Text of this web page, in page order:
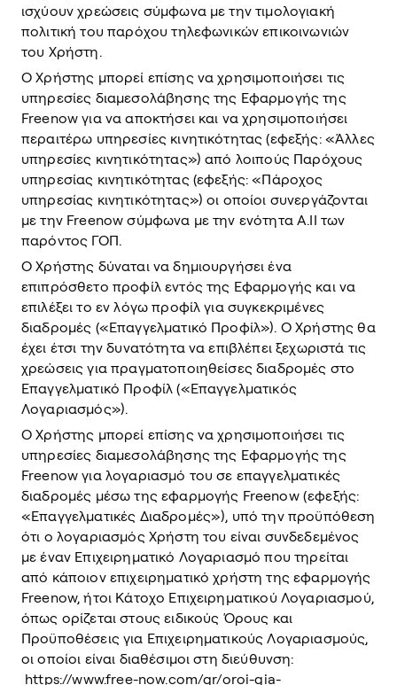
ισχύουν χρεώσεις σύμφωνα με την τιμολογιακή
πολιτική του παρόχου τηλεφωνικών επικοινωνιών
του Χρήστη.
Ο Χρήστης μπορεί επίσης να χρησιμοποιήσει τις
υπηρεσίες διαμεσολάβησης της Εφαρμογής της
Freenow για να αποκτήσει και να χρησιμοποιήσει
περαιτέρω υπηρεσίες κινητικότητας (εφεξής: «Άλλες
υπηρεσίες κινητικότητας») από λοιπούς Παρόχους
υπηρεσίας κινητικότητας (εφεξής: «Πάροχος
υπηρεσίας κινητικότητας») οι οποίοι συνεργάζονται
με την Freenow σύμφωνα με την ενότητα Α.ΙΙ των
παρόντος ΓΟΠ.
Ο Χρήστης δύναται να δημιουργήσει ένα
επιπρόσθετο προφίλ εντός της Εφαρμογής και να
επιλέξει το εν λόγω προφίλ για συγκεκριμένες
διαδρομές («Επαγγελματικό Προφίλ»). Ο Χρήστης θα
έχει έτσι την δυνατότητα να επιβλέπει ξεχωριστά τις
χρεώσεις για πραγματοποιηθείσες διαδρομές στο
Επαγγελματικό Προφίλ («Επαγγελματικός
Λογαριασμός»).
Ο Χρήστης μπορεί επίσης να χρησιμοποιήσει τις
υπηρεσίες διαμεσολάβησης της Εφαρμογής της
Freenow για λογαριασμό του σε επαγγελματικές
διαδρομές μέσω της εφαρμογής Freenow (εφεξής:
«Επαγγελματικές Διαδρομές»), υπό την προϋπόθεση
ότι ο λογαριασμός Χρήστη του είναι συνδεδεμένος
με έναν Επιχειρηματικό Λογαριασμό που τηρείται
από κάποιον επιχειρηματικό χρήστη της εφαρμογής
Freenow, ήτοι Κάτοχο Επιχειρηματικού Λογαριασμού,
όπως ορίζεται στους ειδικούς Όρους και
Προϋποθέσεις για Επιχειρηματικούς Λογαριασμούς,
οι οποίοι είναι διαθέσιμοι στη διεύθυνση:
https://www.free-now.com/gr/oroi-gia-